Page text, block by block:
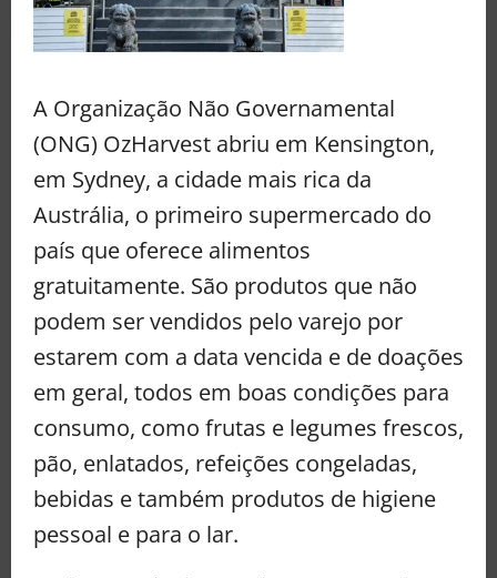
A Organização Não Governamental
(ONG) OzHarvest abriu em Kensington,
em Sydney, a cidade mais rica da
Austrália, o primeiro supermercado do
país que oferece alimentos
gratuitamente. São produtos que não
podem ser vendidos pelo varejo por
estarem com a data vencida e de doações
em geral, todos em boas condições para
consumo, como frutas e legumes frescos,
pão, enlatados, refeições congeladas,
bebidas e também produtos de higiene
pessoal e para o lar.